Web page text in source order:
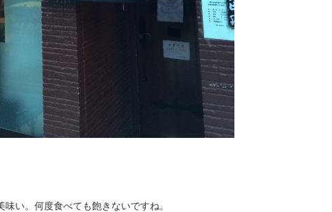
味い。何度食べても飽きないですね。